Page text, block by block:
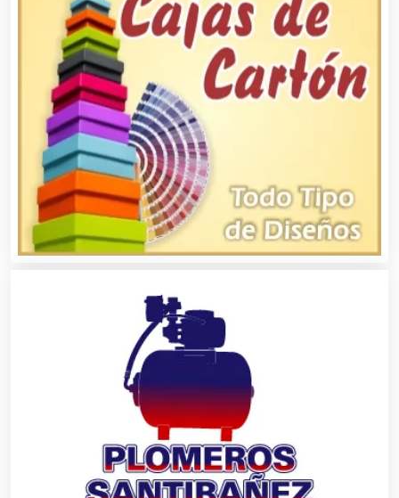
Alquiler de Trajes de Etiqueta
Alta Costura
Aluminio
Ambulancias
Análisis Clínicos
Análisis de Aguas
Animadores de Eventos